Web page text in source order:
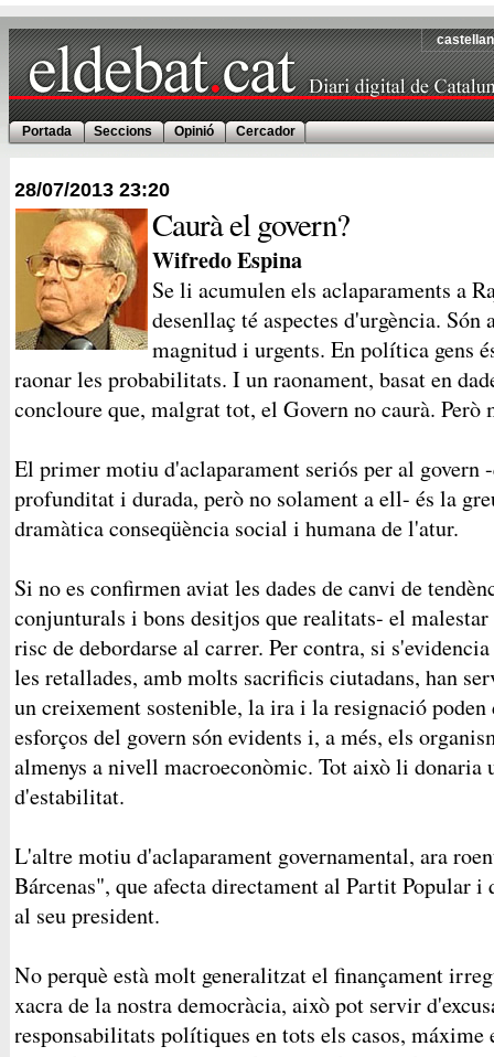
Portada Seccions Opinió Cercador
28/07/2013 23:20
Caurà el govern?
Wifredo Espina
Se li acumulen els aclaparaments a
desenllaç té aspectes d'urgència. Són
magnitud i urgents. En política gens
raonar les probabilitats. I un raonament, basat en
concloure que, malgrat tot, el Govern no caurà. Però
El primer motiu d'aclaparament seriós per al govern
profunditat i durada, però no solament a ell- és la
dramàtica conseqüència social i humana de l'atur.
Si no es confirmen aviat les dades de canvi de
conjunturals i bons desitjos que realitats- el
risc de debordarse al carrer. Per contra, si
les retallades, amb molts sacrificis ciutadans, han
un creixement sostenible, la ira i la resignació poden
esforços del govern són evidents i, a més, els
almenys a nivell macroeconòmic. Tot això li donaria
d'estabilitat.
L'altre motiu d'aclaparament governamental, ara
Bárcenas", que afecta directament al Partit Popular
al seu president.
No perquè està molt generalitzat el finançament
xacra de la nostra democràcia, això pot servir
responsabilitats polítiques en tots els casos, máxime